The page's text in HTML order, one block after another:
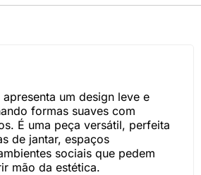
um design leve e
formas suaves com
É uma peça versátil, perfeita
de jantar, espaços
sociais que pedem
mão da estética.